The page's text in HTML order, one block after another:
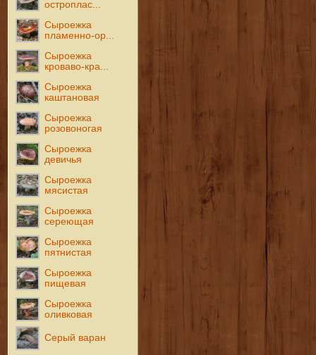
остроплас...
Сыроежка
пламенно-ор...
Сыроежка
кроваво-кра...
Сыроежка
каштановая
Сыроежка
розовоногая
Сыроежка
девичья
Сыроежка
мясистая
Сыроежка
сереющая
Сыроежка
пятнистая
Сыроежка
пищевая
Сыроежка
оливковая
Серый варан